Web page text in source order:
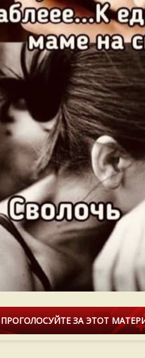
ПРОГОЛОСУЙТЕ ЗА ЭТОТ